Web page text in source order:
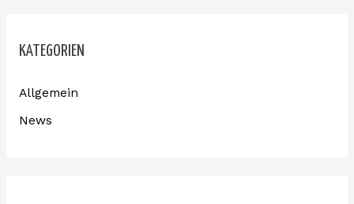
KATEGORIEN
Allgemein
News